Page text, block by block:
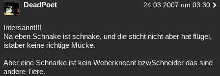
DeadPoet 24.03.2007 um 03:30
Intersannt!!!
Na eben Schnake ist schnake, und die sticht nicht aber hat flügel,
istaber keine richtige Mücke.
Aber eine Schnarke ist kein Weberknecht bzwSchneider das sind
andere Tiere.